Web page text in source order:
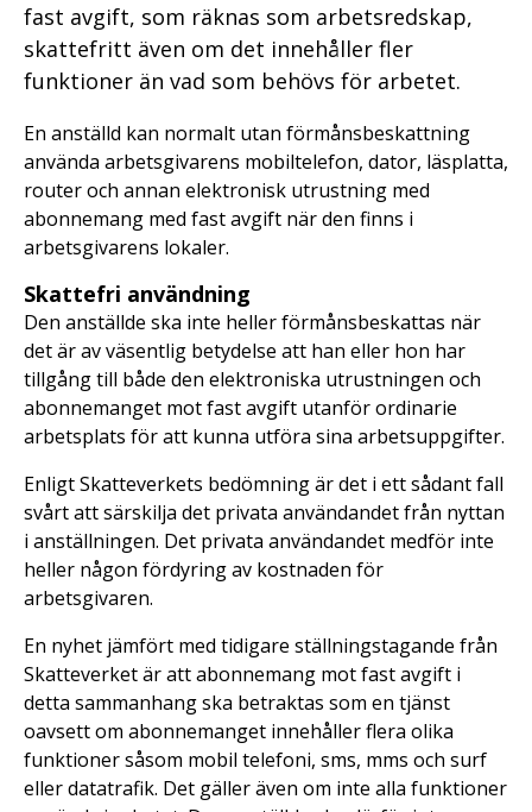
fast avgift, som räknas som arbetsredskap,
skattefritt även om det innehåller fler
funktioner än vad som behövs för arbetet.
En anställd kan normalt utan förmånsbeskattning
använda arbetsgivarens mobiltelefon, dator, läsplatta,
router och annan elektronisk utrustning med
abonnemang med fast avgift när den finns i
arbetsgivarens lokaler.
Skattefri användning
Den anställde ska inte heller förmånsbeskattas när
det är av väsentlig betydelse att han eller hon har
tillgång till både den elektroniska utrustningen och
abonnemanget mot fast avgift utanför ordinarie
arbetsplats för att kunna utföra sina arbetsuppgifter.
Enligt Skatteverkets bedömning är det i ett sådant fall
svårt att särskilja det privata användandet från nyttan
i anställningen. Det privata användandet medför inte
heller någon fördyring av kostnaden för
arbetsgivaren.
En nyhet jämfört med tidigare ställningstagande från
Skatteverket är att abonnemang mot fast avgift i
detta sammanhang ska betraktas som en tjänst
oavsett om abonnemanget innehåller flera olika
funktioner såsom mobil telefoni, sms, mms och surf
eller datatrafik. Det gäller även om inte alla funktioner